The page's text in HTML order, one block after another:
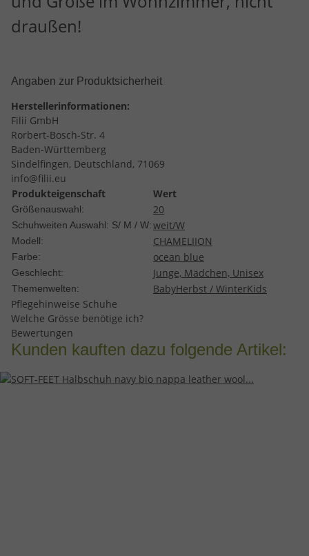
draußen!
Angaben zur Produktsicherheit
Herstellerinformationen:
Filii GmbH
Rorbert-Bosch-Str. 4
Baden-Württemberg
Sindelfingen, Deutschland, 71069
info@filii.eu
Produkteigenschaft
Wert
Größenauswahl: 20
Schuhweiten Auswahl: S/ M / W:weit/W
Modell: CHAMELIION
Farbe: ocean blue
Geschlecht: Junge, Mädchen, Unisex
Themenwelten: BabyHerbst / WinterKids
Pflegehinweise Schuhe
Welche Grösse benötige ich?
Bewertungen
Kunden kauften dazu folgende Artikel: